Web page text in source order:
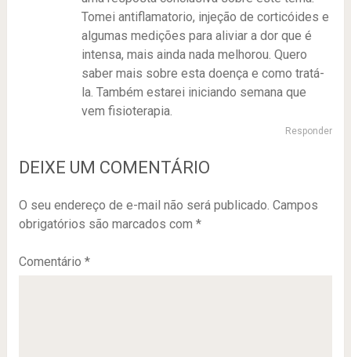
Tomei antiflamatorio, injeção de corticóides e
algumas medições para aliviar a dor que é
intensa, mais ainda nada melhorou. Quero
saber mais sobre esta doença e como tratá-
la. Também estarei iniciando semana que
vem fisioterapia.
Responder
DEIXE UM COMENTÁRIO
O seu endereço de e-mail não será publicado. Campos
obrigatórios são marcados com *
Comentário *